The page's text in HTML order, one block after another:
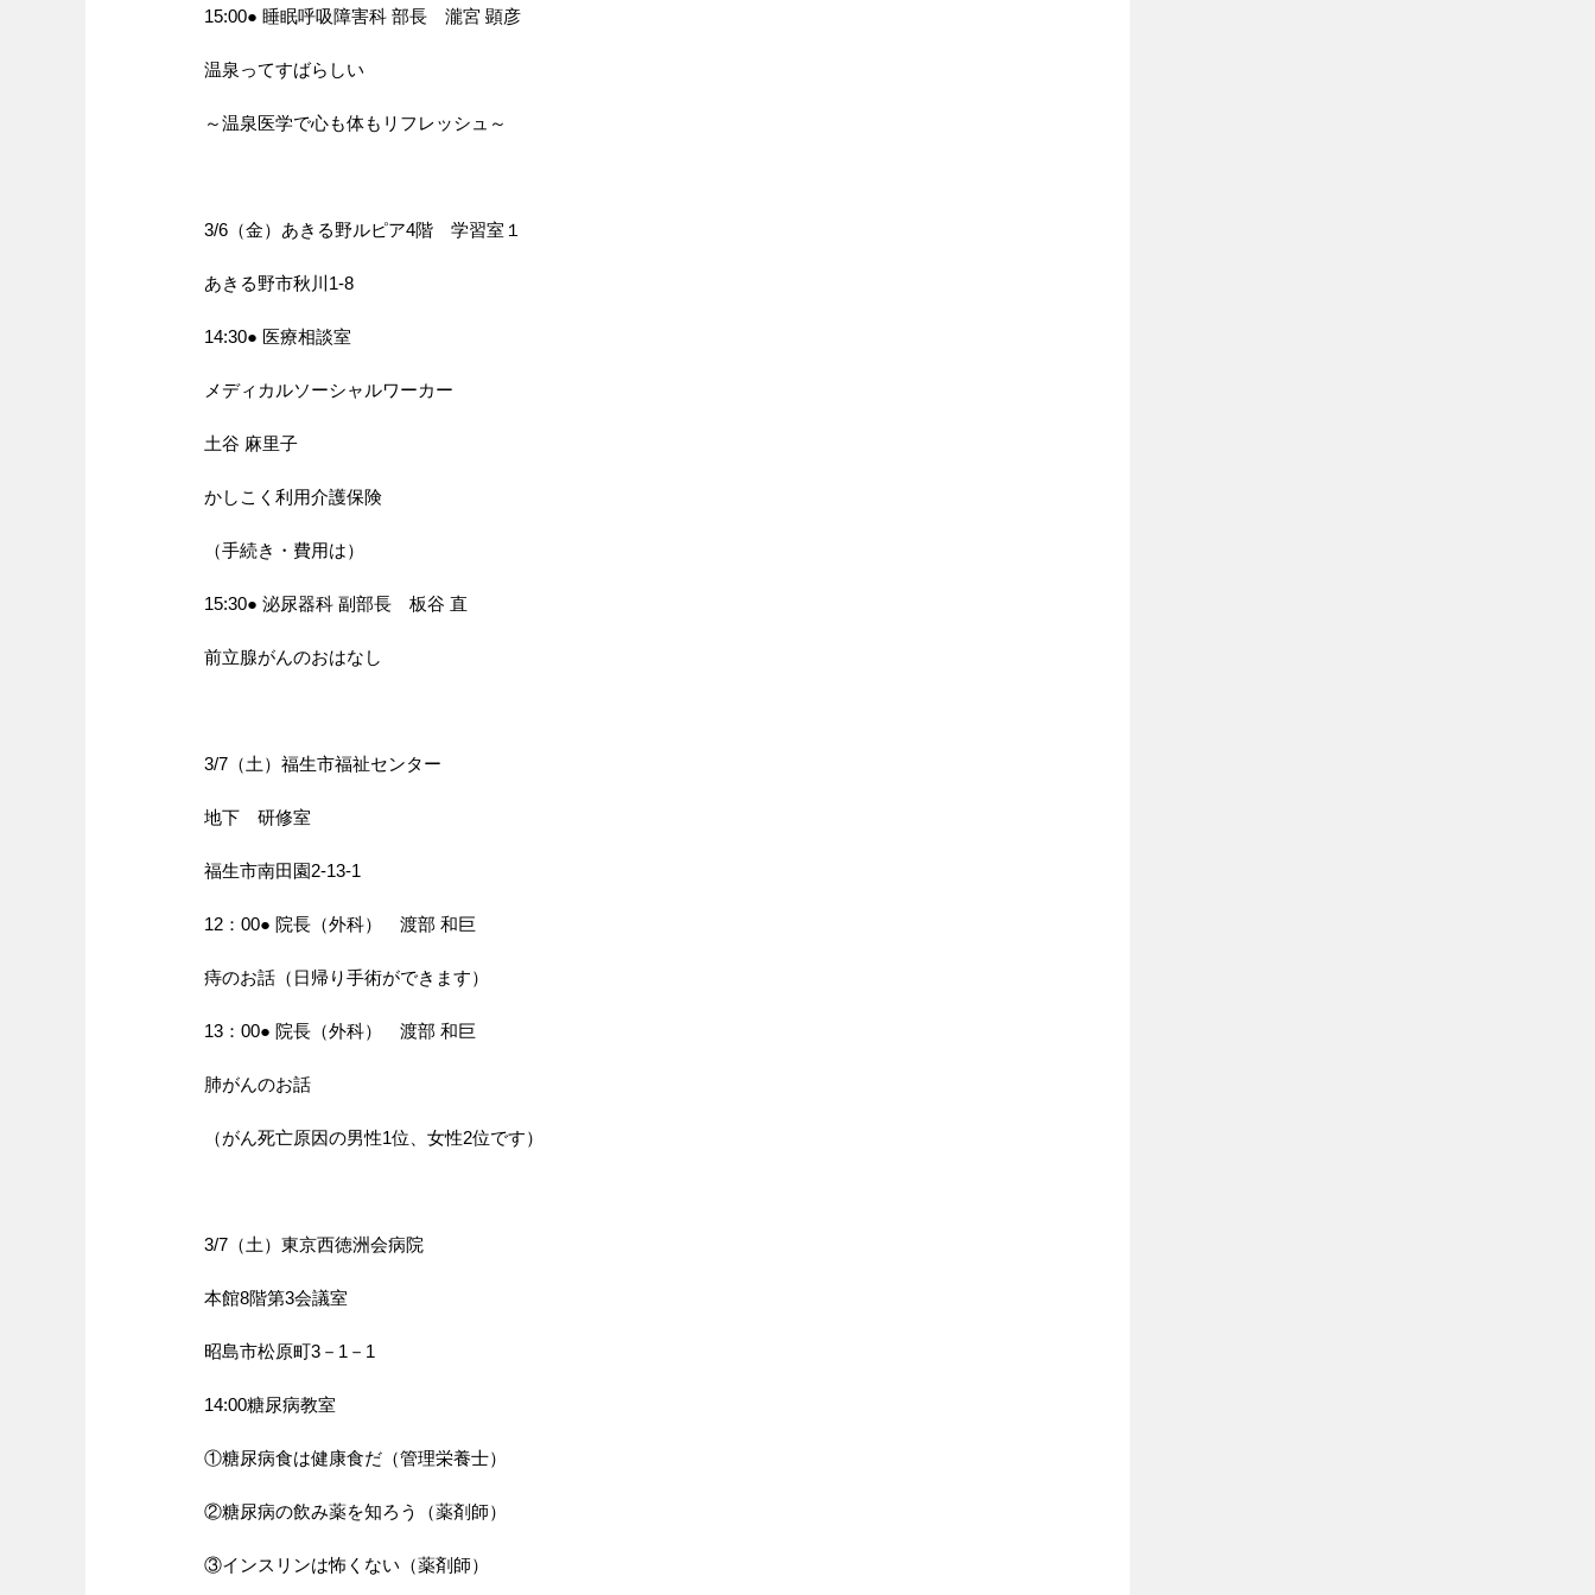
15:00● 睡眠呼吸障害科 部長 瀧宮 顕彦
温泉ってすばらしい
～温泉医学で心も体もリフレッシュ～
3/6（金）あきる野ルピア4階 学習室１
あきる野市秋川1-8
14:30● 医療相談室
メディカルソーシャルワーカー
土谷 麻里子
かしこく利用介護保険
（手続き・費用は）
15:30● 泌尿器科 副部長 板谷 直
前立腺がんのおはなし
3/7（土）福生市福祉センター
地下 研修室
福生市南田園2-13-1
12：00● 院長（外科） 渡部 和巨
痔のお話（日帰り手術ができます）
13：00● 院長（外科） 渡部 和巨
肺がんのお話
（がん死亡原因の男性1位、女性2位です）
3/7（土）東京西徳洲会病院
本館8階第3会議室
昭島市松原町3－1－1
14:00糖尿病教室
①糖尿病食は健康食だ（管理栄養士）
②糖尿病の飲み薬を知ろう（薬剤師）
③インスリンは怖くない（薬剤師）